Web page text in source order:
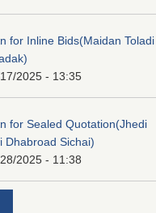
for Inline Bids(Maidan Toladi
2025 - 13:35
for Sealed Quotation(Jhedi
Dhabroad Sichai)
2025 - 11:38